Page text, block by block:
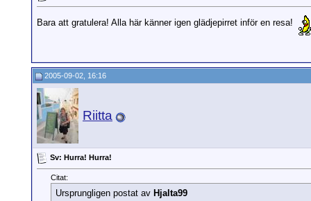
Bara att gratulera! Alla här känner igen glädjepirret inför en resa!
2005-09-02, 16:16
Riitta
Sv: Hurra! Hurra!
Citat:
Ursprungligen postat av Hjalta99